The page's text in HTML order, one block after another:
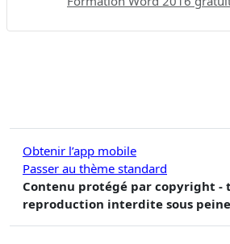
Obtenir l’app mobile
Passer au thème standard
Contenu protégé par copyright -
reproduction interdite sous